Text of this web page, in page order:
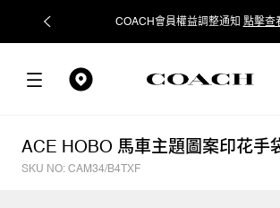
COACH會員權益調整通知 點擊查
ACE HOBO 馬車主題圖案印花手
SKU NO: CAM34/B4TXF